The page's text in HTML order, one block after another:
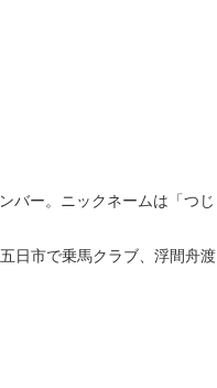
バー。ニックネームは「つじ
日市で乗馬クラブ、浮間舟渡